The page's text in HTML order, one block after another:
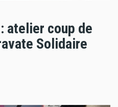
atelier coup de
Solidaire